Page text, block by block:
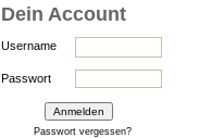
Dein Account
Username
Passwort
Passwort vergessen?